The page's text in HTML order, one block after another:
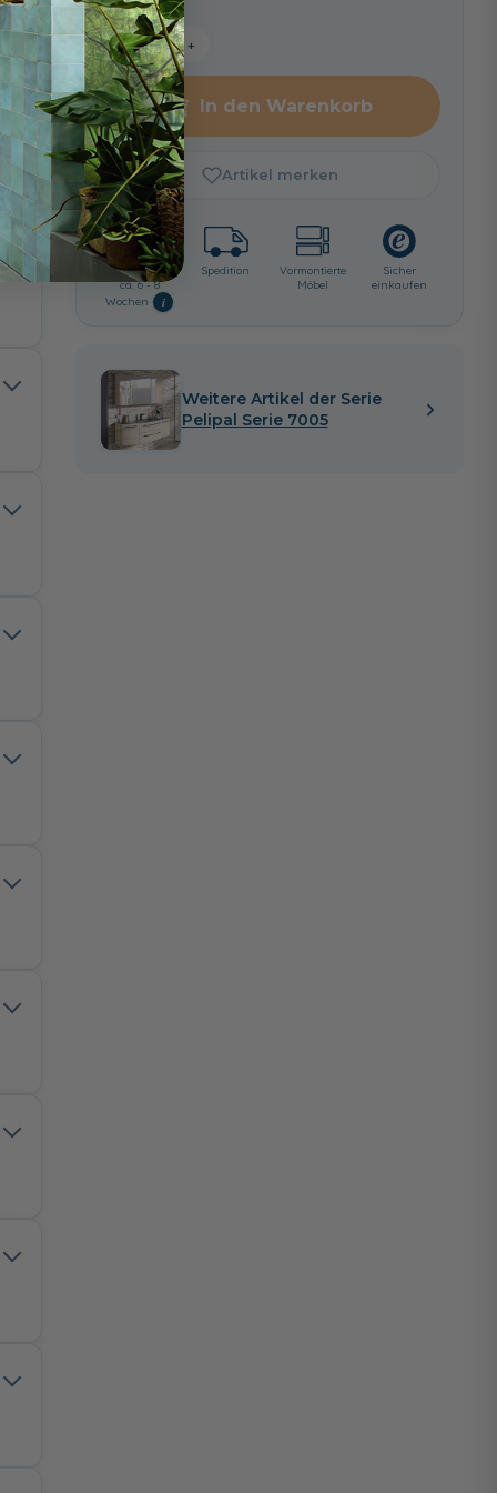
− +
In den Warenkorb
Artikel merken
Lieferzeit:
ca. 6 - 8
Wochen
i
Spedition
Vormontierte
Möbel
Sicher
einkaufen
Weitere Artikel der Serie
Pelipal Serie 7005